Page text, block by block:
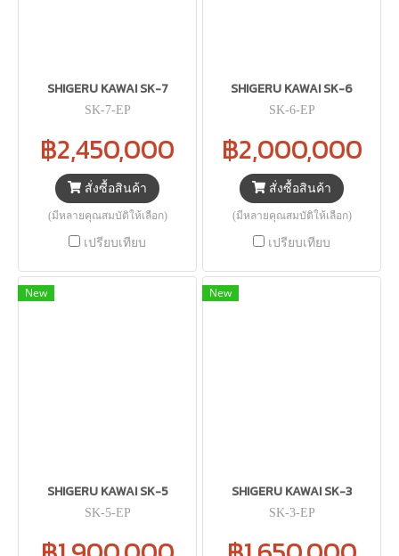
SHIGERU KAWAI SK-7
SK-7-EP
฿2,450,000
สั่งซื้อสินค้า
(มีหลายคุณสมบัติให้เลือก)
เปรียบเทียบ
SHIGERU KAWAI SK-6
SK-6-EP
฿2,000,000
สั่งซื้อสินค้า
(มีหลายคุณสมบัติให้เลือก)
เปรียบเทียบ
New
SHIGERU KAWAI SK-5
SK-5-EP
New
SHIGERU KAWAI SK-3
SK-3-EP